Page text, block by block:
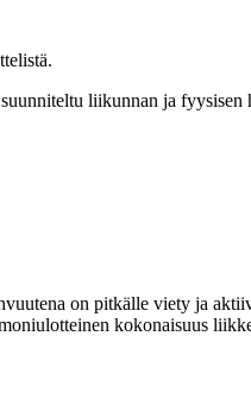
liikunnan ja
on pitkälle viety ja
kokonaisuus